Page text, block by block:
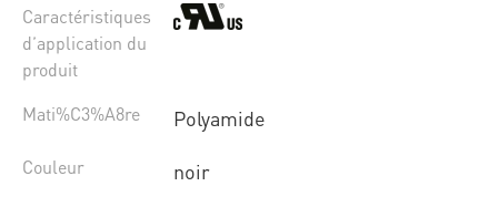
Caractéristiques
d’application du
produit
Mati%C3%A8re
Polyamide
Couleur noir